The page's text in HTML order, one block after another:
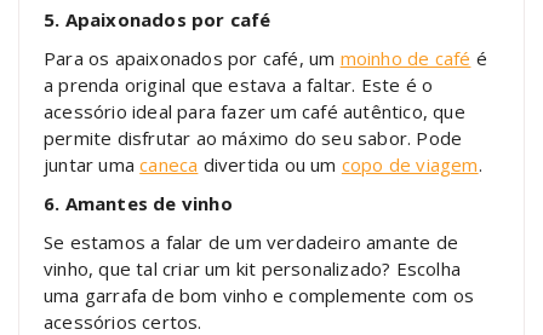
5. Apaixonados por café
Para os apaixonados por café, um moinho de café é
a prenda original que estava a faltar. Este é o
acessório ideal para fazer um café autêntico, que
permite disfrutar ao máximo do seu sabor. Pode
juntar umacaneca divertida ou um copo de viagem.
6. Amantes de vinho
Se estamos a falar de um verdadeiro amante de
vinho, que tal criar um kit personalizado? Escolha
uma garrafa de bom vinho e complemente com os
acessórios certos.